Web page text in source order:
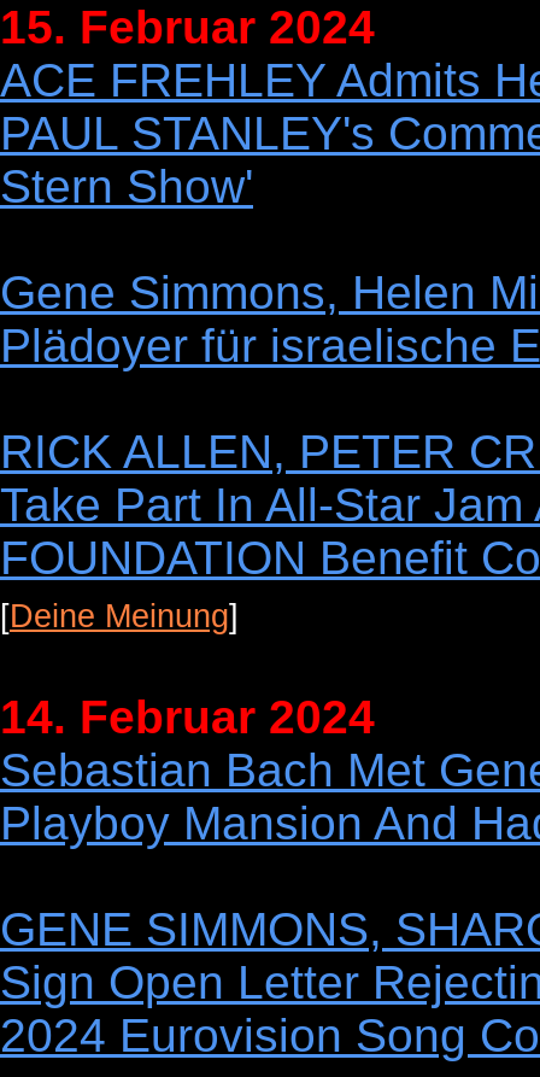
15. Februar 2024
ACE FREHLEY Admits
PAUL STANLEY's
Stern Show'
Gene Simmons, Helen
Plädoyer für israelische
RICK ALLEN, PETER
Take Part In All-Star Jam
FOUNDATION Benefit
[Deine Meinung]
14. Februar 2024
Sebastian Bach Met
Playboy Mansion And
GENE SIMMONS,
Sign Open Letter
2024 Eurovision Song